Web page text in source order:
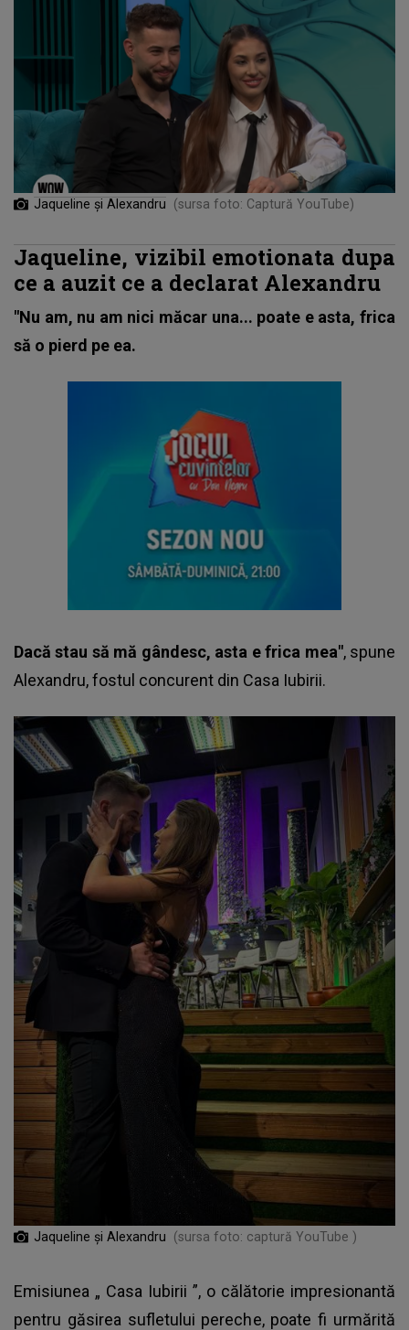
Jaqueline și Alexandru (sursa foto: Captură YouTube)
Jaqueline, vizibil emotionata dupa
ce a auzit ce a declarat Alexandru
"Nu am, nu am nici măcar una... poate e asta, frica
să o pierd pe ea.
Dacă stau să mă gândesc, asta e frica mea", spune
Alexandru,fostul concurent din Casa Iubirii.
Jaqueline și Alexandru (sursa foto: captură YouTube )
Emisiunea „ Casa Iubirii ”, o călătorie impresionantă
pentru găsirea sufletului pereche, poate fi urmărită